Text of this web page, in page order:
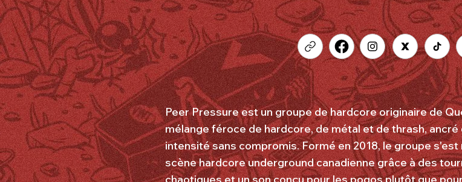
Peer Pressure est un groupe de hardcore originaire de
mélange féroce de hardcore, de métal et de thrash,
intensité sans compromis. Formé en 2018, le groupe
scène hardcore underground canadienne grâce à des